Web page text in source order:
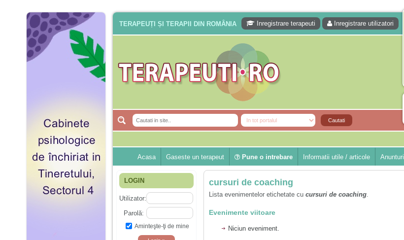
TERAPEUȚI ȘI TERAPII DIN ROMÂNIA Inregistrare terapeuti Inregistrare utilizatori
Acasa Gaseste un terapeut Pune o intrebare Informatii utile / articole Anunturi
LOGIN
Utilizator:
Parolă:
Aminteşte-ţi de mine
cursuri de coaching
Lista evenimentelor etichetate cu cursuri de coaching.
Evenimente viitoare
Niciun eveniment.